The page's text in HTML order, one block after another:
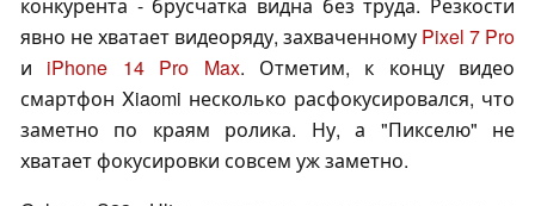
явно не хватает видеоряду, захваченному Pixel 7 Pro
и iPhone 14 Pro Max. Отметим, к концу видео
смартфон Xiaomi несколько расфокусировался, что
заметно по краям ролика. Ну, а "Пикселю" не
хватает фокусировки совсем уж заметно.